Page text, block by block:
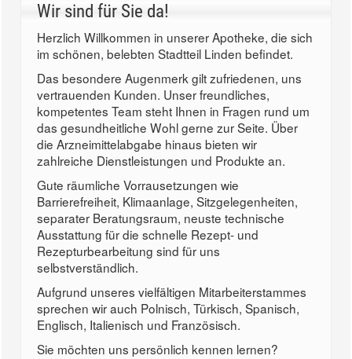
Wir sind für Sie da!
Herzlich Willkommen in unserer Apotheke, die sich
im schönen, belebten Stadtteil Linden befindet.
Das besondere Augenmerk gilt zufriedenen, uns
vertrauenden Kunden. Unser freundliches,
kompetentes Team steht Ihnen in Fragen rund um
das gesundheitliche Wohl gerne zur Seite. Über
die Arzneimittelabgabe hinaus bieten wir
zahlreiche Dienstleistungen und Produkte an.
Gute räumliche Vorrausetzungen wie
Barrierefreiheit, Klimaanlage, Sitzgelegenheiten,
separater Beratungsraum, neuste technische
Ausstattung für die schnelle Rezept- und
Rezepturbearbeitung sind für uns
selbstverständlich.
Aufgrund unseres vielfältigen Mitarbeiterstammes
sprechen wir auch Polnisch, Türkisch, Spanisch,
Englisch, Italienisch und Französisch.
Sie möchten uns persönlich kennen lernen?